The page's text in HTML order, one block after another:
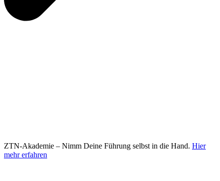
ZTN-Akademie – Nimm Deine Führung selbst in die Hand. Hier
mehr erfahren